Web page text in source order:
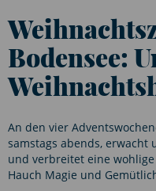
Bodensee:
An den vier
samstags abends, erwacht
und verbreitet eine
Hauch Magie und